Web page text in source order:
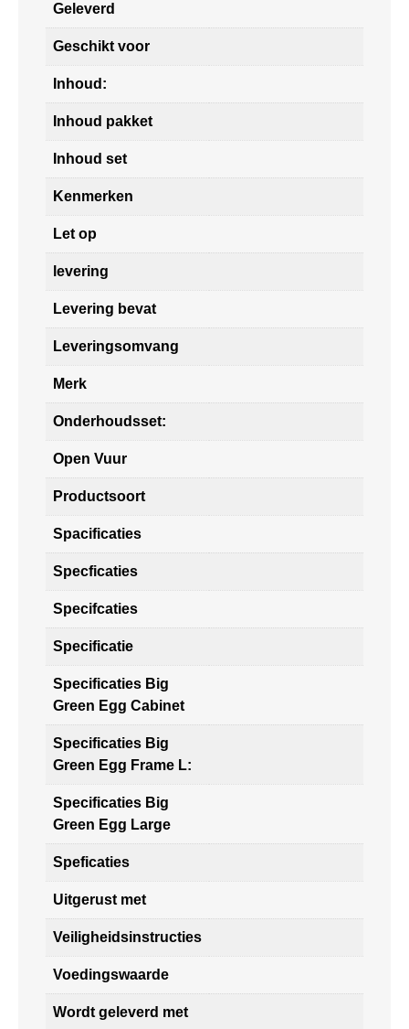
Geleverd
Geschikt voor
Inhoud:
Inhoud pakket
Inhoud set
Kenmerken
Let op
levering
Levering bevat
Leveringsomvang
Merk
Onderhoudsset:
Open Vuur
Productsoort
Spacificaties
Specficaties
Specifcaties
Specificatie
Specificaties Big
Green Egg Cabinet
Specificaties Big
Green Egg Frame L:
Specificaties Big
Green Egg Large
Speficaties
Uitgerust met
Veiligheidsinstructies
Voedingswaarde
Wordt geleverd met